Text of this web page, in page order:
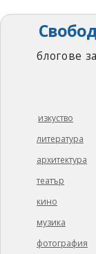
блогове
изкуство
литература
архитектура
театър
кино
музика
фотография